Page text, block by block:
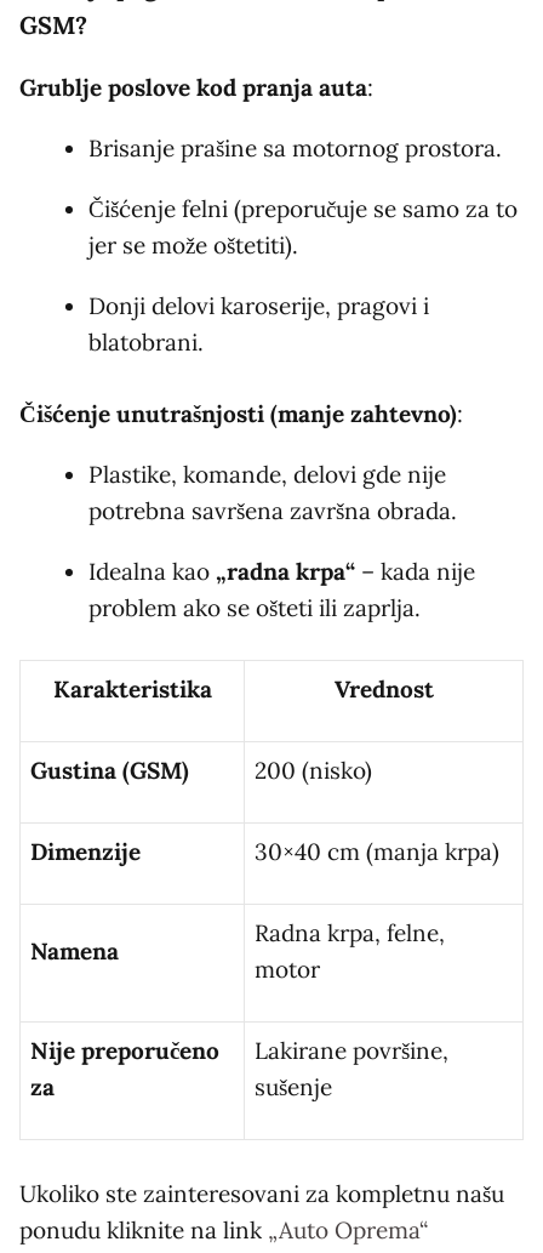
GSM?
Grublje poslove kod pranja auta:
Brisanje prašine sa motornog prostora.
Čišćenje felni (preporučuje se samo za to
jer se može oštetiti).
Donji delovi karoserije, pragovi i
blatobrani.
Čišćenje unutrašnjosti (manje zahtevno):
Plastike, komande, delovi gde nije
potrebna savršena završna obrada.
Idealna kao „radna krpa“ – kada nije
problem ako se ošteti ili zaprlja.
Karakteristika Vrednost
Gustina (GSM) 200 (nisko)
Dimenzije 30×40 cm (manja krpa)
Namena
Radna krpa, felne,
motor
Nije preporučeno
za
Lakirane površine,
sušenje
Ukoliko ste zainteresovani za kompletnu našu
ponudu kliknite na link „Auto Oprema“